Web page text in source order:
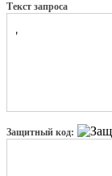
Текст запроса
Защитный код: